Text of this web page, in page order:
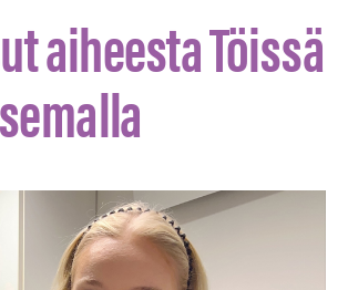
aiheesta Töissä